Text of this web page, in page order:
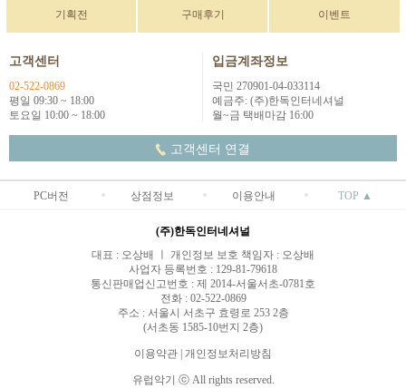
기획전 구매후기 이벤트
고객센터
02-522-0869
평일 09:30 ~ 18:00
토요일 10:00 ~ 18:00
입금계좌정보
국민 270901-04-033114
예금주: (주)한독인터네셔널
월~금 택배마감 16:00
고객센터 연결
PC버전 상점정보 이용안내 TOP ▲
(주)한독인터네셔널
대표 : 오상배 ㅣ 개인정보 보호 책임자 : 오상배
사업자 등록번호 : 129-81-79618
통신판매업신고번호 : 제 2014-서울서초-0781호
전화 : 02-522-0869
주소 : 서울시 서초구 효령로 253 2층
(서초동 1585-10번지 2층)
이용약관 개인정보처리방침
유럽악기 ⓒ All rights reserved.